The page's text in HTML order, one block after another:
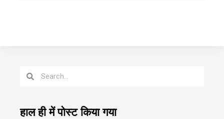
हाल ही में पोस्ट किया गया